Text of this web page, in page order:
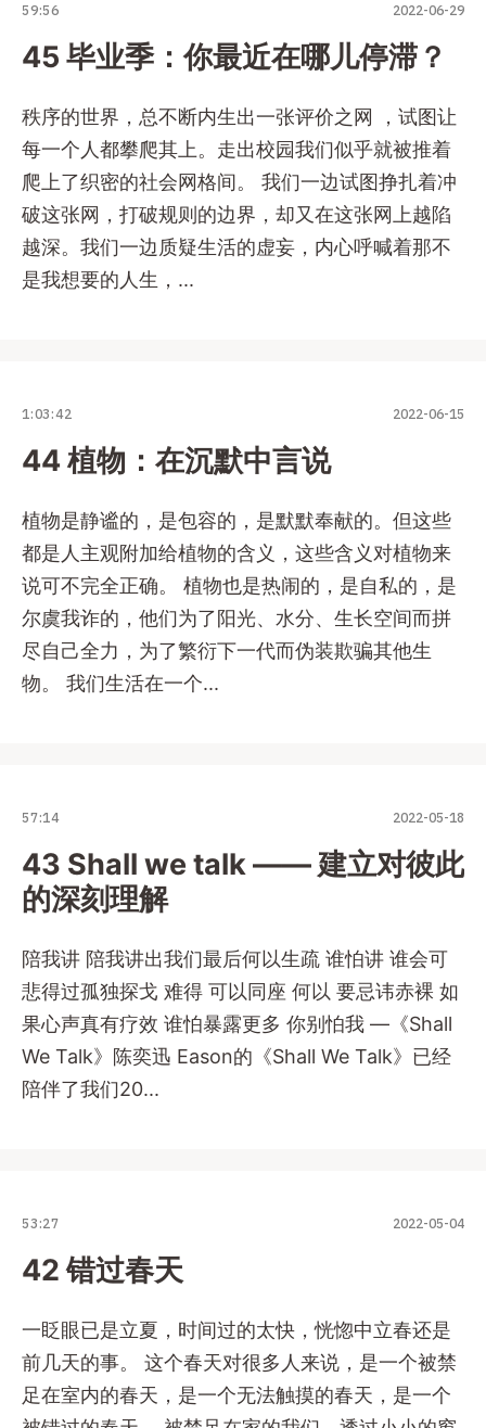
59:56 2022-06-29
45 毕业季：你最近在哪儿停滞？
秩序的世界，总不断内生出一张评价之网 ，试图让
每一个人都攀爬其上。走出校园我们似乎就被推着
爬上了织密的社会网格间。 我们一边试图挣扎着冲
破这张网，打破规则的边界，却又在这张网上越陷
越深。我们一边质疑生活的虚妄，内心呼喊着那不
是我想要的人生，...
1:03:42 2022-06-15
44 植物：在沉默中言说
植物是静谧的，是包容的，是默默奉献的。但这些
都是人主观附加给植物的含义，这些含义对植物来
说可不完全正确。 植物也是热闹的，是自私的，是
尔虞我诈的，他们为了阳光、水分、生长空间而拼
尽自己全力，为了繁衍下一代而伪装欺骗其他生
物。 我们生活在一个...
57:14 2022-05-18
43 Shall we talk —— 建立对彼此
的深刻理解
陪我讲 陪我讲出我们最后何以生疏 谁怕讲 谁会可
悲得过孤独探戈 难得 可以同座 何以 要忌讳赤裸 如
果心声真有疗效 谁怕暴露更多 你别怕我 —《Shall
We Talk》陈奕迅 Eason的《Shall We Talk》已经
陪伴了我们20...
53:27 2022-05-04
42 错过春天
一眨眼已是立夏，时间过的太快，恍惚中立春还是
前几天的事。 这个春天对很多人来说，是一个被禁
足在室内的春天，是一个无法触摸的春天，是一个